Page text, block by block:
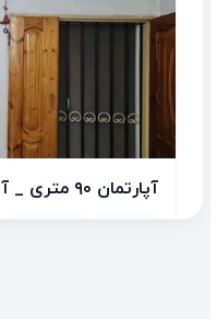
آپارتمان ۹۰ متری _ آتیه _ بهارستان جنوبی